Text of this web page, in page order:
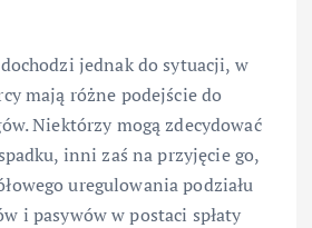
jednak do sytuacji, w
mają różne podejście do
Niektórzy mogą zdecydować
inni zaś na przyjęcie go,
uregulowania podziału
i pasywów w postaci spłaty